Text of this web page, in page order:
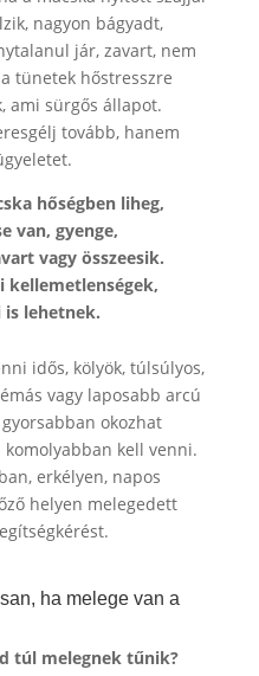
nagyon bágyadt,
jár, zavart, nem
tünetek hőstresszre
ami sürgős állapot.
tovább, hanem
hőségben liheg,
van, gyenge,
vagy összeesik.
kellemetlenségek,
is lehetnek.
idős, kölyök, túlsúlyos,
vagy laposabb arcú
okozhat
kell venni.
erkélyen, napos
helyen melegedett
ha melege van a
túl melegnek tűnik?